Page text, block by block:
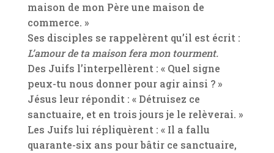
maison de mon Père une maison de
commerce. »
Ses disciples se rappelèrent qu’il est écrit :
L’amour de ta maison fera mon tourment.
Des Juifs l’interpellèrent : « Quel signe
peux-tu nous donner pour agir ainsi ? »
Jésus leur répondit : « Détruisez ce
sanctuaire, et en trois jours je le relèverai. »
Les Juifs lui répliquèrent : « Il a fallu
quarante-six ans pour bâtir ce sanctuaire,